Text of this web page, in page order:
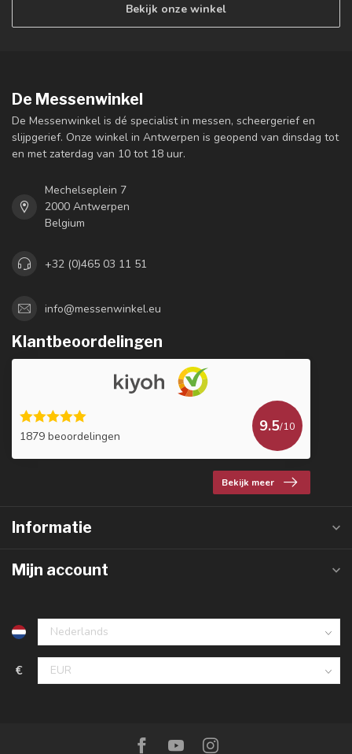
Bekijk onze winkel
De Messenwinkel
De Messenwinkel is dé specialist in messen, scheergerief en
slijpgerief. Onze winkel in Antwerpen is geopend van dinsdag tot
en met zaterdag van 10 tot 18 uur.
Mechelseplein 7
2000 Antwerpen
Belgium
+32 (0)465 03 11 51
info@messenwinkel.eu
Klantbeoordelingen
1879 beoordelingen
9.5/10
Bekijk meer
Informatie
Mijn account
€